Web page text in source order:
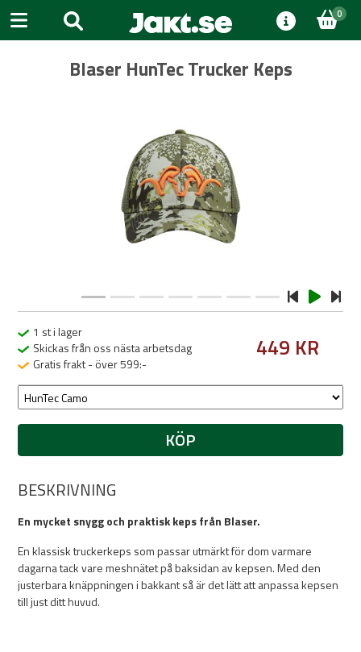
0
Blaser HunTec Trucker Keps
1 st i lager
Skickas från oss nästa arbetsdag
Gratis frakt - över 599:-
449 KR
KÖP
BESKRIVNING
En mycket snygg och praktisk keps från Blaser.
En klassisk truckerkeps som passar utmärkt för dom varmare
dagarna tack vare meshnätet på baksidan av kepsen. Med den
justerbara knäppningen i bakkant så är det lätt att anpassa kepsen
till just ditt huvud.